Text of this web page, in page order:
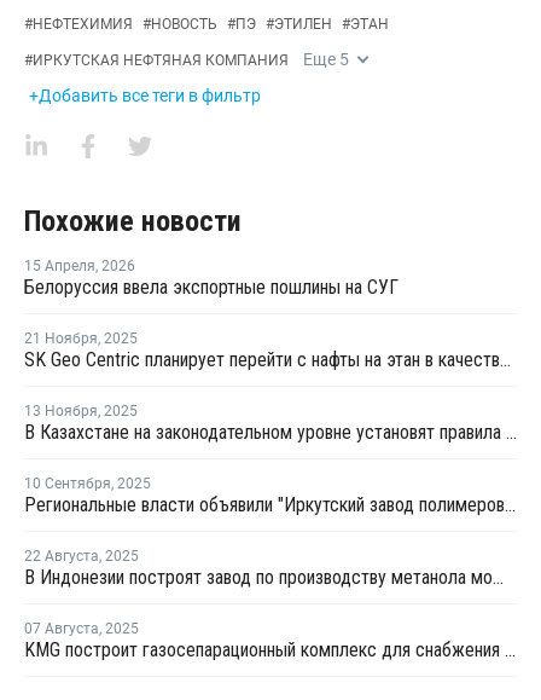
#НЕФТЕХИМИЯ #НОВОСТЬ #ПЭ #ЭТИЛЕН #ЭТАН
#ИРКУТСКАЯ НЕФТЯНАЯ КОМПАНИЯ Еще 5
+Добавить все теги в фильтр
Похожие новости
15 Апреля, 2026
Белоруссия ввела экспортные пошлины на СУГ
21 Ноября, 2025
SK Geo Centric планирует перейти с нафты на этан в качестве сырья для крекинга
13 Ноября, 2025
В Казахстане на законодательном уровне установят правила доступа к сырью для нефтегазохимии
10 Сентября, 2025
Региональные власти объявили "Иркутский завод полимеров" драйвером развития "зеленой" газохимии
22 Августа, 2025
В Индонезии построят завод по производству метанола мощностью 1 млн тонн
07 Августа, 2025
KMG построит газосепарационный комплекс для снабжения этаном завода Silleno